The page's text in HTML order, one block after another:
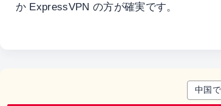
か ExpressVPN の方が確実です。
中国